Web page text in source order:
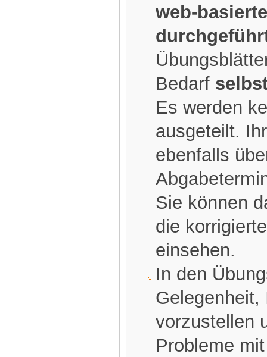
web-
Bedarf
Es werden
ausgeteilt.
ebenfalls
Sie können
die
einsehen.
In den
Gelegenheit,
vorzustellen
Probleme